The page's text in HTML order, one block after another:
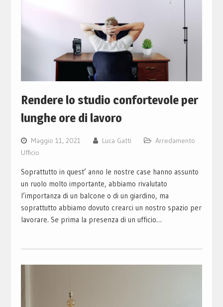
Rendere lo studio confortevole per
lunghe ore di lavoro
Maggio 11, 2021 Luca Gatti
Arredamento
Ufficio
Soprattutto in quest’ anno le nostre case hanno assunto
un ruolo molto importante, abbiamo rivalutato
l’importanza di un balcone o di un giardino, ma
soprattutto abbiamo dovuto crearci un nostro spazio per
lavorare. Se prima la presenza di un ufficio…